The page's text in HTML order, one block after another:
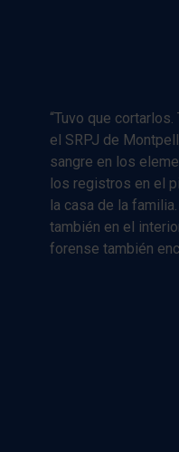
“Tuvo que
el SRPJ de
sangre en los
los registros en el
la casa de la
también en el
forense también